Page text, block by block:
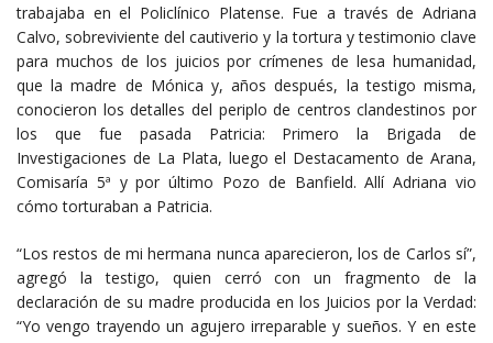
trabajaba en el Policlínico Platense. Fue a través de Adriana
Calvo, sobreviviente del cautiverio y la tortura y testimonio clave
para muchos de los juicios por crímenes de lesa humanidad,
que la madre de Mónica y, años después, la testigo misma,
conocieron los detalles del periplo de centros clandestinos por
los que fue pasada Patricia: Primero la Brigada de
Investigaciones de La Plata, luego el Destacamento de Arana,
Comisaría 5ª y por último Pozo de Banfield. Allí Adriana vio
cómo torturaban a Patricia.
“Los restos de mi hermana nunca aparecieron, los de Carlos sí”,
agregó la testigo, quien cerró con un fragmento de la
declaración de su madre producida en los Juicios por la Verdad:
“Yo vengo trayendo un agujero irreparable y sueños. Y en este